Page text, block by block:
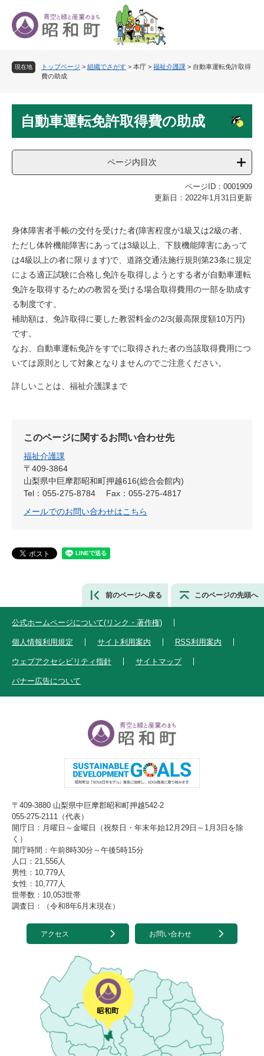
現在地 トップページ > 組織でさがす > 本庁 > 福祉介護課 > 自動車運転免許取得
費の助成
自動車運転免許取得費の助成
ページ内目次
ページID：0001909
更新日：2022年1月31日更新
身体障害者手帳の交付を受けた者(障害程度が1級又は2級の者、
ただし体幹機能障害にあっては3級以上、下肢機能障害にあって
は4級以上の者に限ります)で、道路交通法施行規則第23条に規定
による適正試験に合格し免許を取得しようとする者が自動車運転
免許を取得するための教習を受ける場合取得費用の一部を助成す
る制度です。
補助額は、免許取得に要した教習料金の2/3(最高限度額10万円)
です。
なお、自動車運転免許をすでに取得された者の当該取得費用につ
いては原則として対象となりませんのでご注意ください。
詳しいことは、福祉介護課まで
このページに関するお問い合わせ先
福祉介護課
〒409-3864
山梨県中巨摩郡昭和町押越616(総合会館内)
Tel：055-275-8784
Fax：055-275-4817
メールでのお問い合わせはこちら
前のページへ戻る このページの先頭へ
公式ホームページについて(リンク・著作権)
個人情報利用規定 サイト利用案内 RSS利用案内
ウェブアクセシビリティ指針 サイトマップ
バナー広告について
〒409-3880 山梨県中巨摩郡昭和町押越542-2
055-275-2111（代表）
開庁日：月曜日～金曜日（祝祭日・年末年始12月29日～1月3日を除
く）
開庁時間：午前8時30分～午後5時15分
人口：21,556人
男性：10,779人
女性：10,777人
世帯数：10,053世帯
調査日：（令和8年6月末現在）
アクセス お問い合わせ